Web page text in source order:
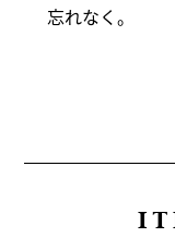
忘れなく。